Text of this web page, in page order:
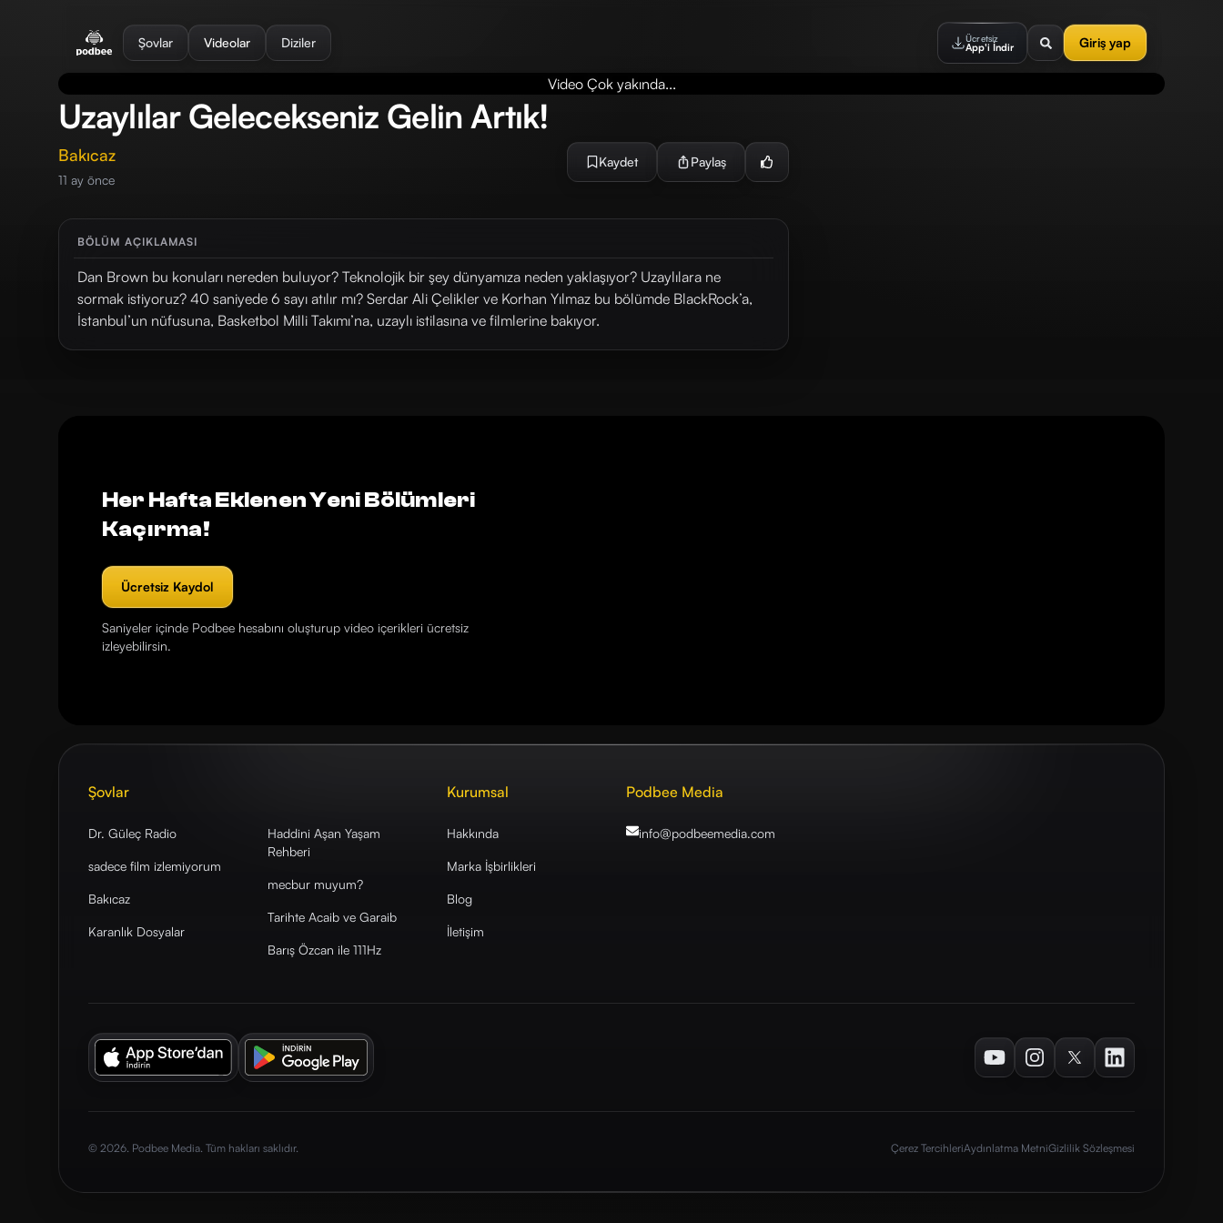
Şovlar Videolar Diziler Ücretsiz
App'i İndir Giriş yap
Video Çok yakında...
Uzaylılar Gelecekseniz Gelin Artık!
Bakıcaz
11 ay önce
Kaydet Paylaş
BÖLÜM AÇIKLAMASI
Dan Brown bu konuları nereden buluyor? Teknolojik bir şey dünyamıza neden yaklaşıyor? Uzaylılara ne
sormak istiyoruz? 40 saniyede 6 sayı atılır mı? Serdar Ali Çelikler ve Korhan Yılmaz bu bölümde BlackRock’a,
İstanbul’un nüfusuna, Basketbol Milli Takımı’na, uzaylı istilasına ve filmlerine bakıyor.
Her Hafta Eklenen Yeni Bölümleri
Kaçırma!
Ücretsiz Kaydol
Saniyeler içinde Podbee hesabını oluşturup video içerikleri ücretsiz
izleyebilirsin.
Şovlar
Dr. Güleç Radio
sadece film izlemiyorum
Bakıcaz
Karanlık Dosyalar
Haddini Aşan Yaşam
Rehberi
mecbur muyum?
Tarihte Acaib ve Garaib
Barış Özcan ile 111Hz
Kurumsal
Hakkında
Marka İşbirlikleri
Blog
İletişim
Podbee Media
info@podbeemedia.com
YoutubeInstagramTwitterLinkedIn
© 2026. Podbee Media. Tüm hakları saklıdır. Çerez TercihleriAydınlatma MetniGizlilik Sözleşmesi